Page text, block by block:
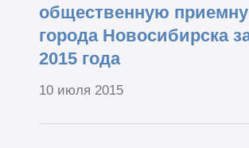
общественную
города Новосибирска
2015 года
10 июля 2015